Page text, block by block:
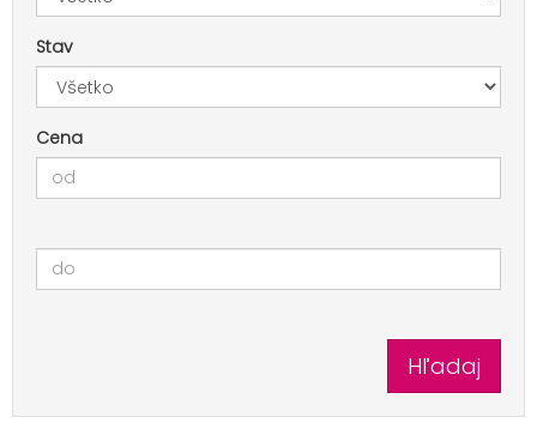
Stav
Cena